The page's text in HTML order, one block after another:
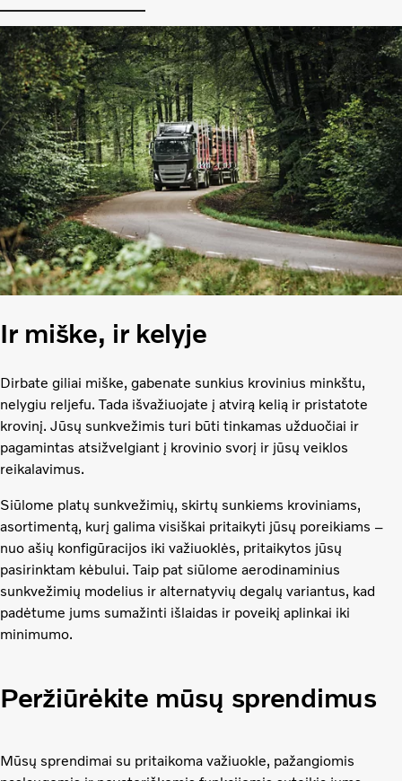
Ir miške, ir kelyje
Dirbate giliai miške, gabenate sunkius krovinius minkštu,
nelygiu reljefu. Tada išvažiuojate į atvirą kelią ir pristatote
krovinį. Jūsų sunkvežimis turi būti tinkamas užduočiai ir
pagamintas atsižvelgiant į krovinio svorį ir jūsų veiklos
reikalavimus.
Siūlome platų sunkvežimių, skirtų sunkiems kroviniams,
asortimentą, kurį galima visiškai pritaikyti jūsų poreikiams –
nuo ašių konfigūracijos iki važiuoklės, pritaikytos jūsų
pasirinktam kėbului. Taip pat siūlome aerodinaminius
sunkvežimių modelius ir alternatyvių degalų variantus, kad
padėtume jums sumažinti išlaidas ir poveikį aplinkai iki
minimumo.
Peržiūrėkite mūsų sprendimus
Mūsų sprendimai su pritaikoma važiuokle, pažangiomis